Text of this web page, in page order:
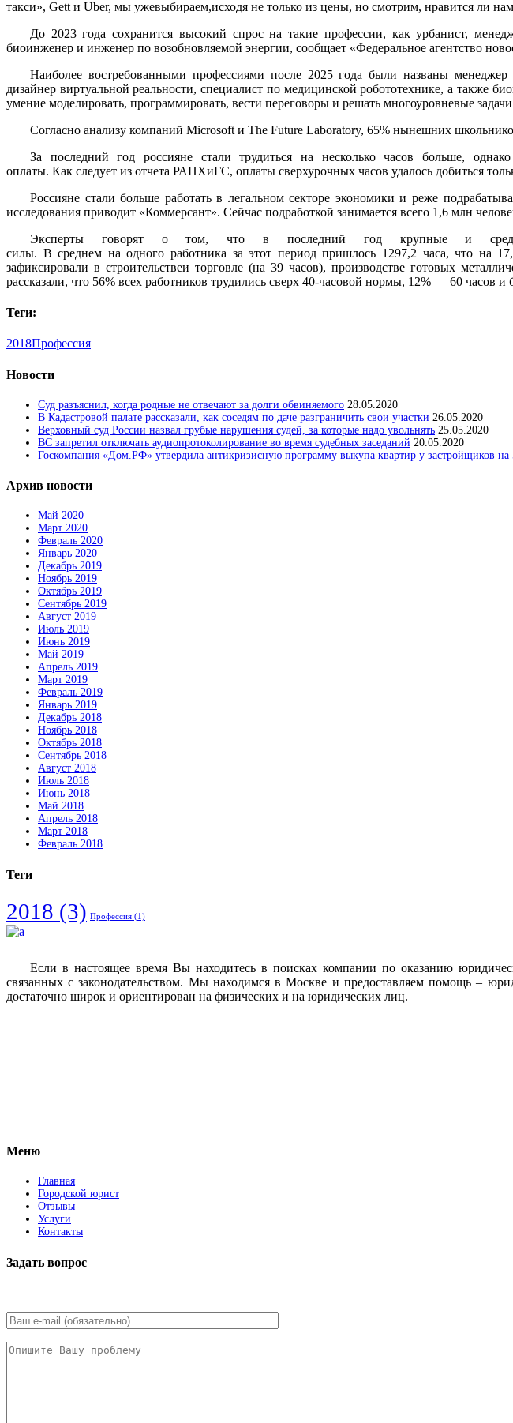
такси», Gett и Uber, мы ужевыбираем,исходя не только из цены, но смотрим, нравится ли
До 2023 года сохранится высокий спрос на такие профессии, как урбанист,
биоинженер и инженер по возобновляемой энергии, сообщает «Федеральное агентство
Наиболее востребованными профессиями после 2025 года были названы менеджер
дизайнер виртуальной реальности, специалист по медицинской робототехнике, а также
умение моделировать, программировать, вести переговоры и решать многоуровневые
Согласно анализу компаний Microsoft и The Future Laboratory, 65% нынешних
За последний год россияне стали трудиться на несколько часов больше,
оплаты. Как следует из отчета РАНХиГС, оплаты сверхурочных часов удалось добиться
Россияне стали больше работать в легальном секторе экономики и реже
исследования приводит «Коммерсант». Сейчас подработкой занимается всего 1,6 млн
Эксперты говорят о том, что в последний год крупные и средние
силы. В среднем на одного работника за этот период пришлось 1297,2 часа, что на
зафиксировали в строительствеи торговле (на 39 часов), производстве готовых
рассказали, что 56% всех работников трудились сверх 40-часовой нормы, 12% — 60 часов
Теги:
2018Профессия
Новости
Суд разъяснил, когда родные не отвечают за долги обвиняемого 28.05.2020
В Кадастровой палате рассказали, как соседям по даче разграничить свои участки 26.05.2020
Верховный суд России назвал грубые нарушения судей, за которые надо увольнять 25.05.2020
ВС запретил отключать аудиопротоколирование во время судебных заседаний 20.05.2020
Госкомпания «Дом.РФ» утвердила антикризисную программу выкупа квартир у застройщиков на
Архив новости
Май 2020
Март 2020
Февраль 2020
Январь 2020
Декабрь 2019
Ноябрь 2019
Октябрь 2019
Сентябрь 2019
Август 2019
Июль 2019
Июнь 2019
Май 2019
Апрель 2019
Март 2019
Февраль 2019
Январь 2019
Декабрь 2018
Ноябрь 2018
Октябрь 2018
Сентябрь 2018
Август 2018
Июль 2018
Июнь 2018
Май 2018
Апрель 2018
Март 2018
Февраль 2018
Теги
2018 (3) Профессия (1)
Если в настоящее время Вы находитесь в поисках компании по оказанию
связанных с законодательством. Мы находимся в Москве и предоставляем помощь –
достаточно широк и ориентирован на физических и на юридических лиц.
Меню
Главная
Городской юрист
Отзывы
Услуги
Контакты
Задать вопрос